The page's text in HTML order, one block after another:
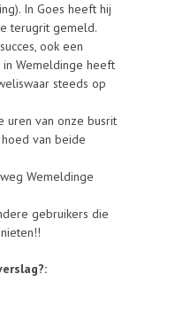
In Goes heeft hij
terugrit gemeld.
ook een
in Wemeldinge heeft
steeds op
uren van onze busrit
van beide
Wemeldinge
gebruikers die